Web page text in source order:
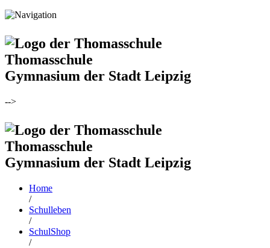
Thomasschule
Gymnasium der Stadt Leipzig
-->
Thomasschule
Gymnasium der Stadt Leipzig
Home
/
Schulleben
/
SchulShop
/